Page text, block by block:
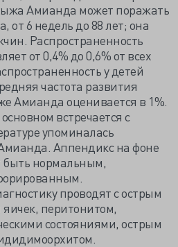
Амианда может поражать
от 6 недель до 88 лет; она
Распространенность
от 0,4% до 0,6% от всех
у детей
частота развития
Амианда оценивается в 1%.
встречается с
упоминалась
Аппендикс на фоне
нормальным,
проводят с острым
перитонитом,
состояниями, острым